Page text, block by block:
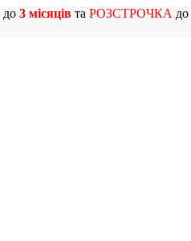
до 3 місяцівта РОЗСТРОЧКА до